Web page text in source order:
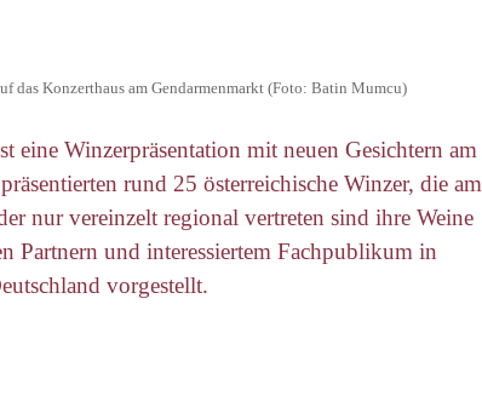
das Konzerthaus am Gendarmenmarkt (Foto: Batin Mumcu)
eine Winzerpräsentation mit neuen Gesichtern am
rund 25 österreichische Winzer, die am
nur vereinzelt regional vertreten sind ihre Weine
Partnern und interessiertem Fachpublikum in
vorgestellt.